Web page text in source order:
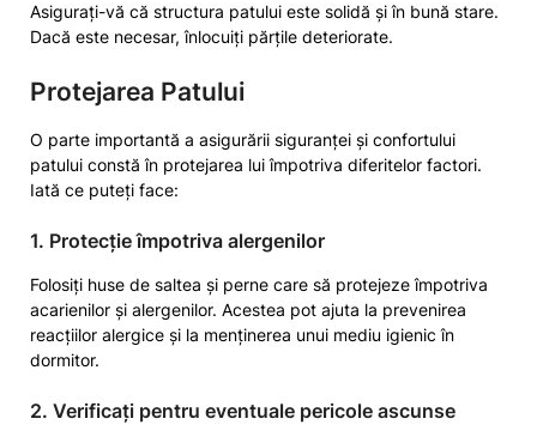
Asigurați-vă că structura patului este solidă și în bună stare.
Dacă este necesar, înlocuiți părțile deteriorate.
Protejarea Patului
O parte importantă a asigurării siguranței și confortului
patului constă în protejarea lui împotriva diferitelor factori.
Iată ce puteți face:
1. Protecție împotriva alergenilor
Folosiți huse de saltea și perne care să protejeze împotriva
acarienilor și alergenilor. Acestea pot ajuta la prevenirea
reacțiilor alergice și la menținerea unui mediu igienic în
dormitor.
2. Verificați pentru eventuale pericole ascunse